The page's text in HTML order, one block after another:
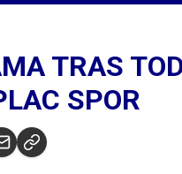
TRAS
SPOR